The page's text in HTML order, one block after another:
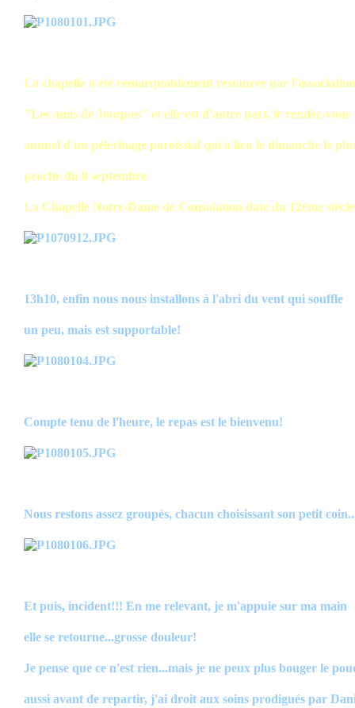
La chapelle a été remarquablement restaurée par l'association
"Les amis de Jouques" et elle est d'autre part, le rendez-vous
annuel d'un pèlerinage paroissial qui a lieu le dimanche le
proche du 8 septembre.
La Chapelle Notre-Dame de Consolation date du 12ème
13h10, enfin nous nous installons à l'abri du vent qui souffle
un peu, mais est supportable!
Compte tenu de l'heure, le repas est le bienvenu!
Nous restons assez groupés, chacun choisissant son petit
Et puis, incident!!! En me relevant, je m'appuie sur ma main
elle se retourne...grosse douleur!
Je pense que ce n'est rien...mais je ne peux plus bouger le
aussi avant de repartir, j'ai droit aux soins prodigués par